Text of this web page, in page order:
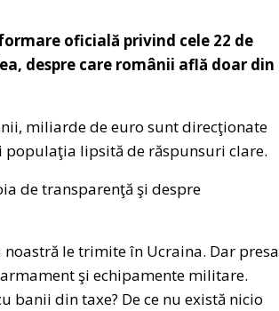
oficială privind cele 22 de
despre care românii află doar din
miliarde de euro sunt direcţionate
populaţia lipsită de răspunsuri clare.
de transparenţă şi despre
le trimite în Ucraina. Dar presa
şi echipamente militare.
banii din taxe? De ce nu există nicio